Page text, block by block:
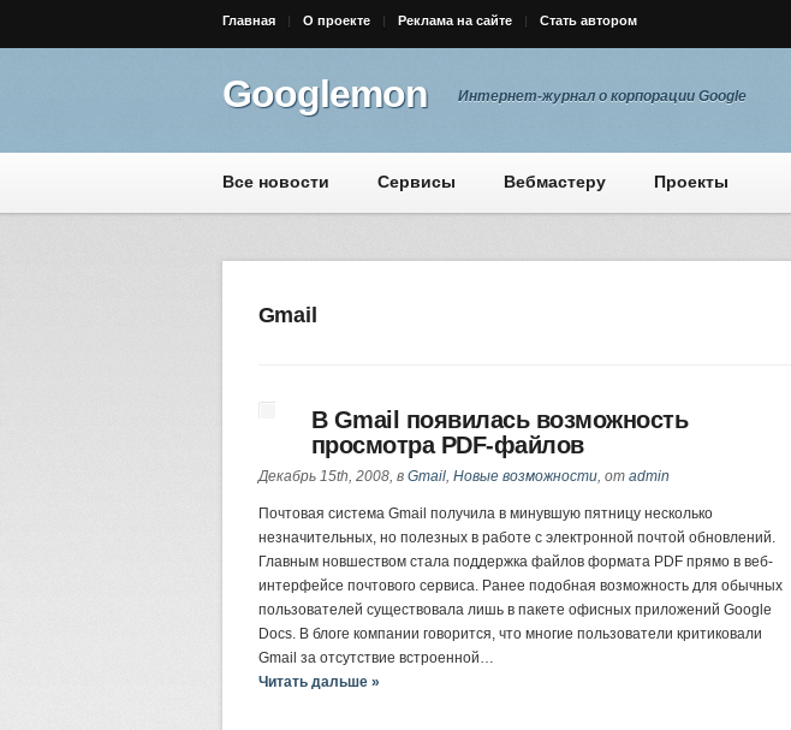
Главная О проекте Реклама на сайте Стать автором
Googlemon Интернет-журнал о корпорации Google
Все новости Сервисы Вебмастеру Проекты
Gmail
В Gmail появилась возможность
просмотра PDF-файлов
Декабрь 15th, 2008, в Gmail, Новые возможности, от admin
Почтовая система Gmail получила в минувшую пятницу несколько
незначительных, но полезных в работе с электронной почтой обновлений.
Главным новшеством стала поддержка файлов формата PDF прямо в веб-
интерфейсе почтового сервиса. Ранее подобная возможность для обычных
пользователей существовала лишь в пакете офисных приложений Google
Docs. В блоге компании говорится, что многие пользователи критиковали
Gmail за отсутствие встроенной…
Читать дальше »